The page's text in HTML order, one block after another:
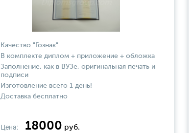
Качество "Гознак"
В комплекте диплом + приложение + обложка
Заполнение, как в ВУЗе, оригинальная печать и
подписи
Изготовление всего 1 день!
Доставка бесплатно
Цена: 18000 руб.